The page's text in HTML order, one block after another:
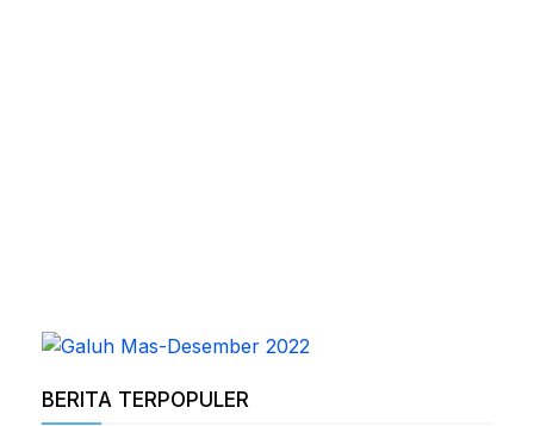
BERITA TERPOPULER